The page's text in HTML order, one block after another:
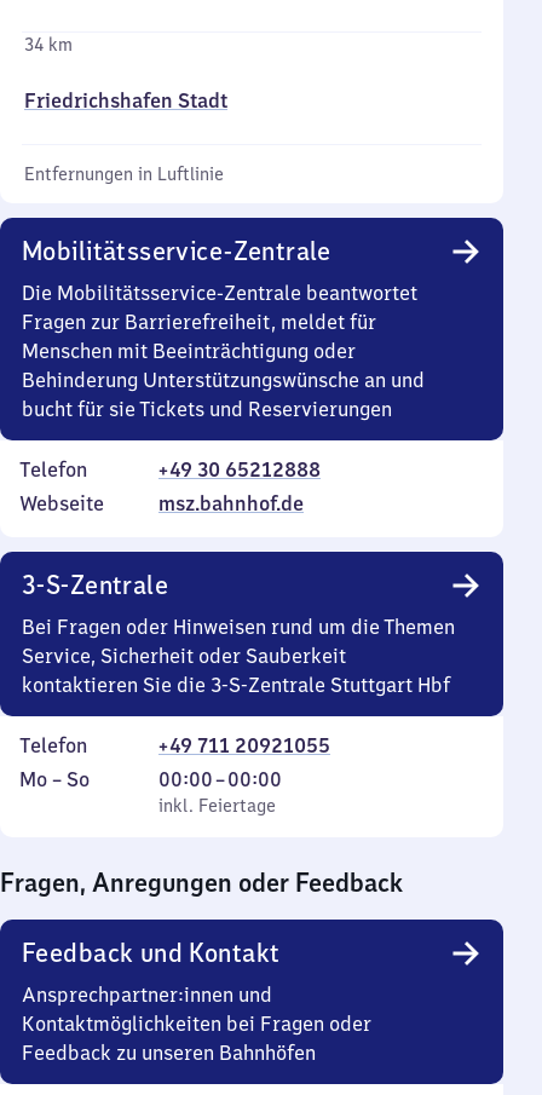
34 km
Friedrichshafen Stadt
Entfernungen in Luftlinie
Mobilitätsservice-Zentrale
Die Mobilitätsservice-Zentrale beantwortet
Fragen zur Barrierefreiheit, meldet für
Menschen mit Beeinträchtigung oder
Behinderung Unterstützungswünsche an und
bucht für sie Tickets und Reservierungen
Telefon
+49 30 65212888
Webseite
msz.bahnhof.de
3-S-Zentrale
Bei Fragen oder Hinweisen rund um die Themen
Service, Sicherheit oder Sauberkeit
kontaktieren Sie die 3-S-Zentrale Stuttgart Hbf
Telefon
+49 711 20921055
Montag
Mo – So,
inkl. Feiertage
00:00–00:00
Von
0
0
Uhr
inkl. Feiertage
Fragen, Anregungen oder Feedback
Feedback und Kontakt
Ansprechpartner:innen und
Kontaktmöglichkeiten bei Fragen oder
Feedback zu unseren Bahnhöfen